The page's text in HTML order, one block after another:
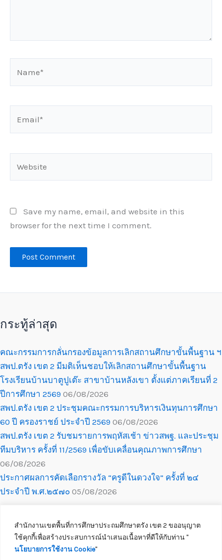
สำนักงานเขตพื้นที่การศึกษาประถมศึกษาตรัง เขต 2 ขออนุญาต
ใช้คุกกี้เพื่อสร้างประสบการณ์นำเสนอเนื้อหาที่ดีให้กับท่าน ''
นโยบายการใช้งาน Cookie''
Save my name, email, and website in this
browser for the next time I comment.
กระทู้ล่าสุด
คณะกรรมการกลั่นกรองข้อมูลการเลิกสถานศึกษาขั้นพื้นฐาน ฯ
สพป.ตรัง เขต 2 มีมติเห็นชอบให้เลิกสถานศึกษาขั้นพื้นฐาน
โรงเรียนบ้านบาตูปูเต๊ะ สาขาบ้านหลังเขา ตั้งแต่ภาคเรียนที่ 2
ปีการศึกษา 2569 06/08/2026
สพป.ตรัง เขต 2 ประชุมคณะกรรมการบริหารเงินทุนการศึกษา
60 ปี ครองราชย์ ประจำปี 2569 06/08/2026
สพป.ตรัง เขต 2 รับชมรายการพฤหัสเช้า ข่าวสพฐ. และประชุม
ทีมบริหาร ครั้งที่ 11/2569 เพื่อขับเคลื่อนคุณภาพการศึกษา
06/08/2026
ประกาศผลการคัดเลือกรางวัล “ครูดีในดวงใจ” ครั้งที่ ๒๔
ประจำปี พ.ศ.๒๕๗๐ 05/08/2026
Copyright © 2026 สำนักงานเขตพื้นที่การศึกษาประถมศึกษาตรัง เขต 2